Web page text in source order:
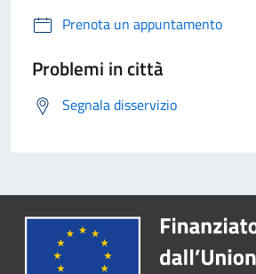
Prenota un appuntamento
Problemi in città
Segnala disservizio